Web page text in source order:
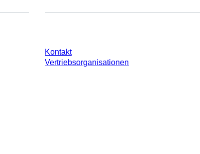
Kontakt
Vertriebsorganisationen